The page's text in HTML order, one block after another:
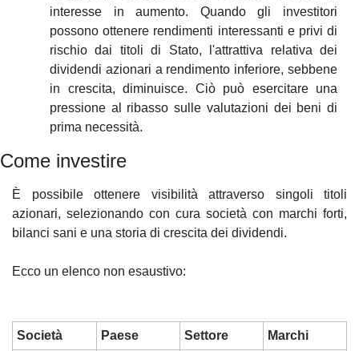
interesse in aumento. Quando gli investitori
possono ottenere rendimenti interessanti e privi di
rischio dai titoli di Stato, l'attrattiva relativa dei
dividendi azionari a rendimento inferiore, sebbene
in crescita, diminuisce. Ciò può esercitare una
pressione al ribasso sulle valutazioni dei beni di
prima necessità.
Come investire
È possibile ottenere visibilità attraverso singoli titoli
azionari, selezionando con cura società con marchi forti,
bilanci sani e una storia di crescita dei dividendi.
Ecco un elenco non esaustivo:
Società Paese Settore Marchi